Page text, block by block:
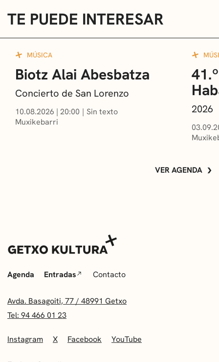
TE PUEDE INTERESAR
MÚSICA
Biotz Alai Abesbatza
Concierto de San Lorenzo
10.08.2026 | 20:00
Sin texto
Muxikebarri
2026
VER AGENDA
Agenda Entradas Contacto
Avda. Basagoiti, 77 / 48991 Getxo
Tel: 94 466 01 23
Instagram X Facebook YouTube